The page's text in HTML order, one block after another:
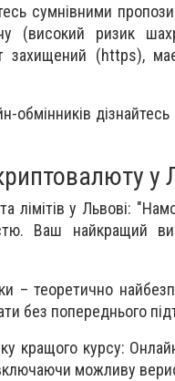
сумнівними
(високий ризик
(https), має
обмінників
у
лімітів у Львові:
Ваш найкращий
– теоретично
без попереднього
кращого курсу:
можливу